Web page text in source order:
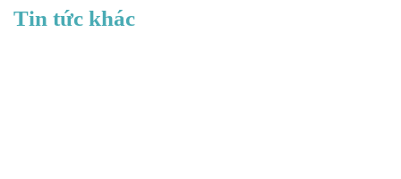
Tin tức khác